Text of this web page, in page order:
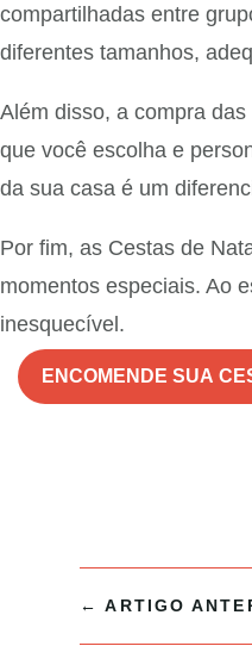
compartilhadas entre
diferentes tamanhos,
Além disso, a compra
que você escolha e
da sua casa é um
Por fim, as Cestas de
momentos especiais. Ao
inesquecível.
ENCOMENDE SUA
←ARTIGO